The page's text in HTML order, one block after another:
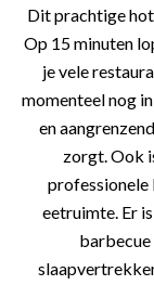
Dit prachtige
Op 15 minuten
je vele
momenteel nog
en
zorgt. Ook
professionele
eetruimte. Er
barbecue